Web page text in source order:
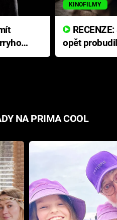
KINOFILMY
opět
přichází s
NA PRIMA COOL